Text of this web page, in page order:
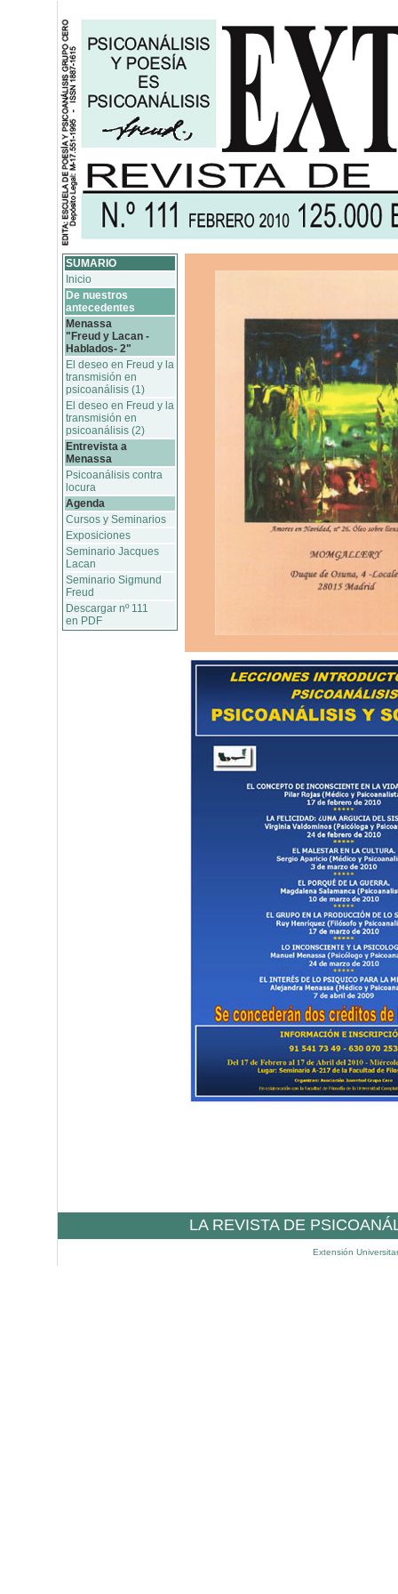
SUMARIO
Inicio
De nuestros
antecedentes
Menassa
"Freud y Lacan -
Hablados- 2"
El deseo en Freud y la
transmisión en
psicoanálisis (1)
El deseo en Freud y la
transmisión en
psicoanálisis (2)
Entrevista a
Menassa
Psicoanálisis contra
locura
Agenda
Cursos y Seminarios
Exposiciones
Seminario Jacques
Lacan
Seminario Sigmund
Freud
Descargar nº 111
en PDF
LA REVISTA DE
Extensión